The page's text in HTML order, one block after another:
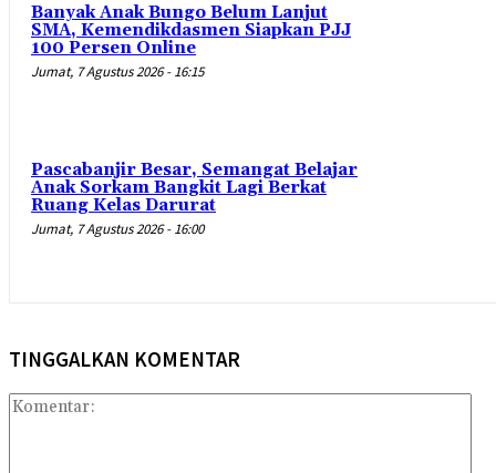
Banyak Anak Bungo Belum Lanjut
SMA, Kemendikdasmen Siapkan PJJ
100 Persen Online
Jumat, 7 Agustus 2026 - 16:15
Pascabanjir Besar, Semangat Belajar
Anak Sorkam Bangkit Lagi Berkat
Ruang Kelas Darurat
Jumat, 7 Agustus 2026 - 16:00
TINGGALKAN KOMENTAR